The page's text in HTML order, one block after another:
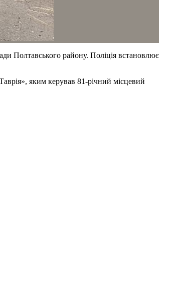
Полтавського району. Поліція встановлює
яким керував 81-річний місцевий